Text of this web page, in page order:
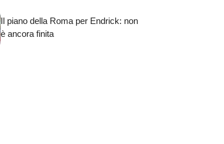
Il piano della Roma per Endrick: non
è ancora finita